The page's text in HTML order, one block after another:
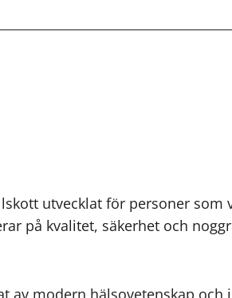
utvecklat för personer
på kvalitet, säkerhet och
modern hälsovetenskap och